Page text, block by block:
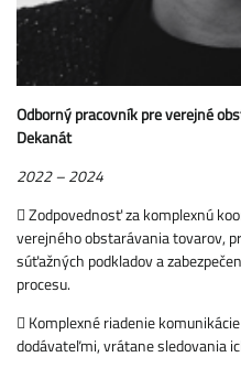
Odborný pracovník pre verejné
Dekanát
2022 – 2024
 Zodpovednosť za komplexnú
verejného obstarávania tovarov,
súťažných podkladov a
procesu.
 Komplexné riadenie
dodávateľmi, vrátane sledovania